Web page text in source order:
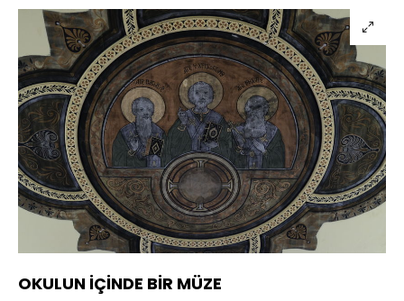
OKULUN İÇİNDE BİR MÜZE